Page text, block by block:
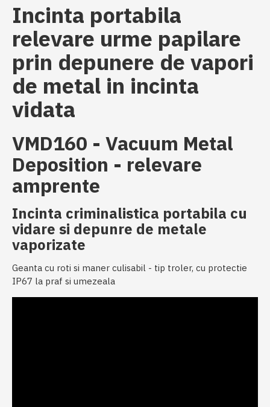
Incinta portabila
relevare urme papilare
prin depunere de vapori
de metal in incinta
vidata
VMD160 - Vacuum Metal
Deposition - relevare
amprente
Incinta criminalistica portabila cu
vidare si depunre de metale
vaporizate
Geanta cu roti si maner culisabil - tip troler, cu protectie
IP67 la praf si umezeala